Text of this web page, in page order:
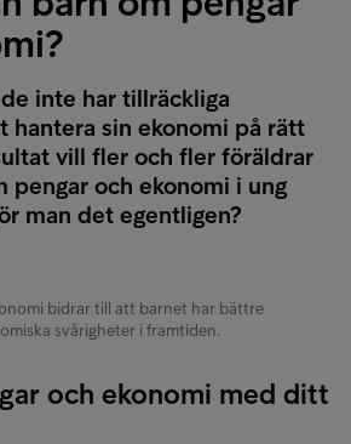
inte har tillräckliga
hantera sin ekonomi på rätt
vill fler och fler föräldrar
pengar och ekonomi i ung
man det egentligen?
bidrar till att barnet har bättre
svårigheter i framtiden.
och ekonomi med ditt